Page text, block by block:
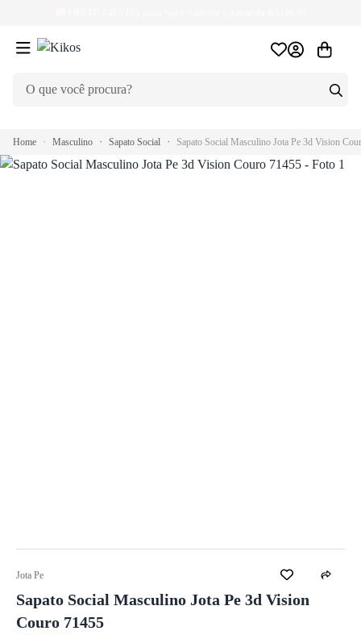
Home Masculino Sapato Social Sapato Social Masculino Jota Pe 3d Vision
Jota Pe
Sapato Social Masculino Jota Pe 3d Vision
Couro 71455